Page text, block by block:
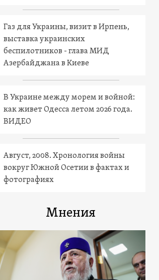
Газ для Украины, визит в Ирпень,
выставка украинских
беспилотников - глава МИД
Азербайджана в Киеве
В Украине между морем и войной:
как живет Одесса летом 2026 года.
ВИДЕО
Август, 2008. Хронология войны
вокруг Южной Осетии в фактах и
фотографиях
Мнения